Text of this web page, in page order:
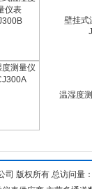
壁挂式
温湿度
司 版权所有 总访问量